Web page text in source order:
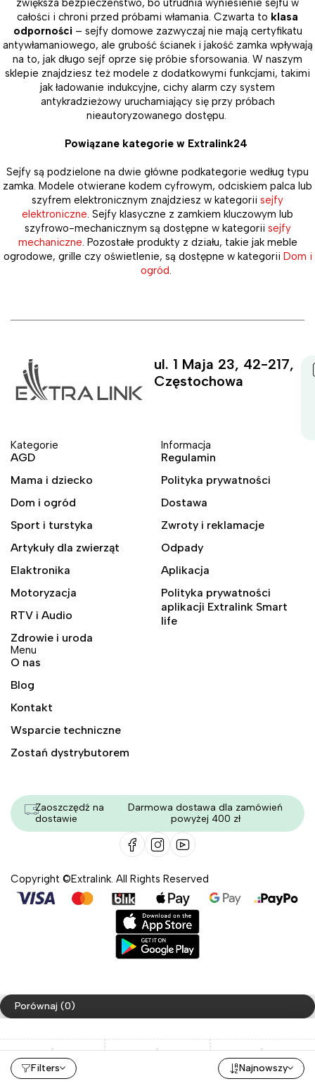
Filters Najnowszy
zwiększa bezpieczeństwo, bo utrudnia wyniesienie sejfu w
całości i chroni przed próbami włamania. Czwarta to klasa
odporności – sejfy domowe zazwyczaj nie mają certyfikatu
antywłamaniowego, ale grubość ścianek i jakość zamka wpływają
na to, jak długo sejf oprze się próbie sforsowania. W naszym
sklepie znajdziesz też modele z dodatkowymi funkcjami, takimi
jak ładowanie indukcyjne, cichy alarm czy system
antykradzieżowy uruchamiający się przy próbach
nieautoryzowanego dostępu.
Powiązane kategorie w Extralink24
Sejfy są podzielone na dwie główne podkategorie według typu
zamka. Modele otwierane kodem cyfrowym, odciskiem palca lub
szyfrem elektronicznym znajdziesz w kategorii sejfy
elektroniczne. Sejfy klasyczne z zamkiem kluczowym lub
szyfrowo-mechanicznym są dostępne w kategorii sejfy
mechaniczne. Pozostałe produkty z działu, takie jak meble
ogrodowe, grille czy oświetlenie, są dostępne w kategorii Dom i
ogród.
ul. 1 Maja 23, 42-217,
Częstochowa
Kategorie
AGD
Mama i dziecko
Dom i ogród
Sport i turstyka
Artykuły dla zwierząt
Elaktronika
Motoryzacja
RTV i Audio
Zdrowie i uroda
Informacja
Regulamin
Polityka prywatności
Dostawa
Zwroty i reklamacje
Odpady
Aplikacja
Polityka prywatności
aplikacji Extralink Smart
life
Menu
O nas
Blog
Kontakt
Wsparcie techniczne
Zostań dystrybutorem
Zaoszczędź na
dostawie
Darmowa dostawa dla zamówień
powyżej 400 zł
Copyright ©Extralink. All Rights Reserved
Porównaj (0)